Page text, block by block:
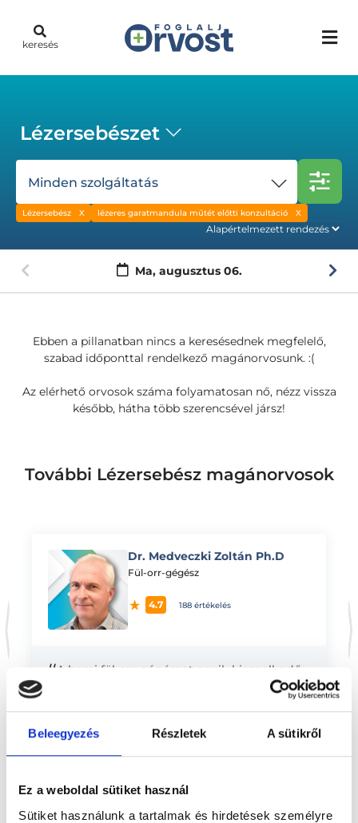
Beleegyezés Részletek A sütikről
Ez a weboldal sütiket használ
Sütiket használunk a tartalmak és hirdetések személyre
keresés
Lézersebészet
Minden szolgáltatás
Lézersebész lézeres garatmandula műtét előtti konzultáció
Ma, augusztus 06.
Ebben a pillanatban nincs a keresésednek megfelelő,
szabad időponttal rendelkező magánorvosunk. :(
Az elérhető orvosok száma folyamatosan nő, nézz vissza
később, hátha több szerencsével jársz!
További Lézersebész magánorvosok
Dr. Medveczki Zoltán Ph.D
Fül-orr-gégész
4.7 188 értékelés
“ A hazai fül-orr-gégészet egyik kiemelkedő
gyógyulni vágyó pácienseit. Pályafutása
során kezdetben az orrlégzést és annak
Előző
orvos, aki jogszabályok szerinti szakorvosi szakképesítés
önállóan nem végezhető szakmai tevékenységért teljes